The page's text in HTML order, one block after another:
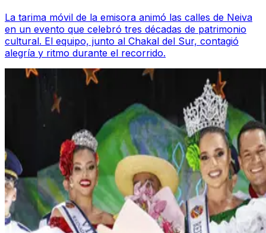
La tarima móvil de la emisora animó las calles de Neiva
en un evento que celebró tres décadas de patrimonio
cultural. El equipo, junto al Chakal del Sur, contagió
alegría y ritmo durante el recorrido.